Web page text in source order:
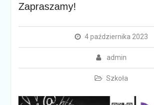
Zapraszamy!
4 października 2023
admin
Szkoła